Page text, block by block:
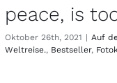
peace, is
Oktober 26th, 2021 | Auf
Weltreise., Bestseller,